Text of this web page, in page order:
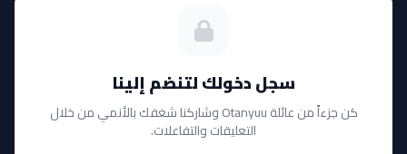
سجل دخولك لتنضم إلينا
كن جزءاً من عائلة Otanyuu وشاركنا شغفك بالأنمي من خلال
التعليقات والتفاعلات.